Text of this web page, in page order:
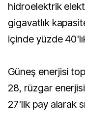
hidroelektrik
gigavatlık
içinde yüzde
Güneş enerjisi
28, rüzgar
27'lik pay alarak